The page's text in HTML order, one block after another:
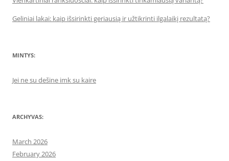
Geliniai lakai: kaip išsirinkti geriausią ir užtikrinti ilgalaikį rezultatą?
MINTYS:
Jei ne su dešine imk su kaire
ARCHYVAS:
March 2026
February 2026